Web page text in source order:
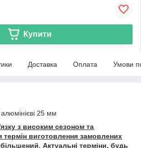
Купити
Доставка Оплата Умови
25 мм
з високим сезоном та
виготовлення замовлених
Актуальні терміни, будь